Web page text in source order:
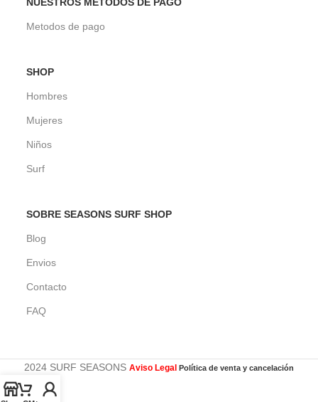
Metodos de pago
SHOP
Hombres
Mujeres
Niños
Surf
SOBRE SEASONS SURF SHOP
Blog
Envios
Contacto
FAQ
2024 SURF SEASONS Aviso Legal Política de venta y cancelación